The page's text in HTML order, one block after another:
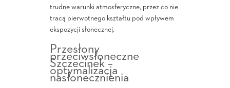
trudne warunki atmosferyczne, przez co nie
tracą pierwotnego kształtu pod wpływem
ekspozycji słonecznej.
Przesłony
przeciwsłoneczne
Szczecinek –
optymalizacja
nasłonecznienia